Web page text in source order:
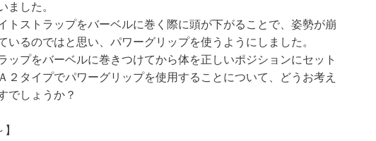
ました。
トストラップをバーベルに巻く際に頭が下がることで、姿勢が崩
いるのではと思い、パワーグリップを使うようにしました。
ップをバーベルに巻きつけてから体を正しいポジションにセット
２タイプでパワーグリップを使用することについて、どうお考え
でしょうか？